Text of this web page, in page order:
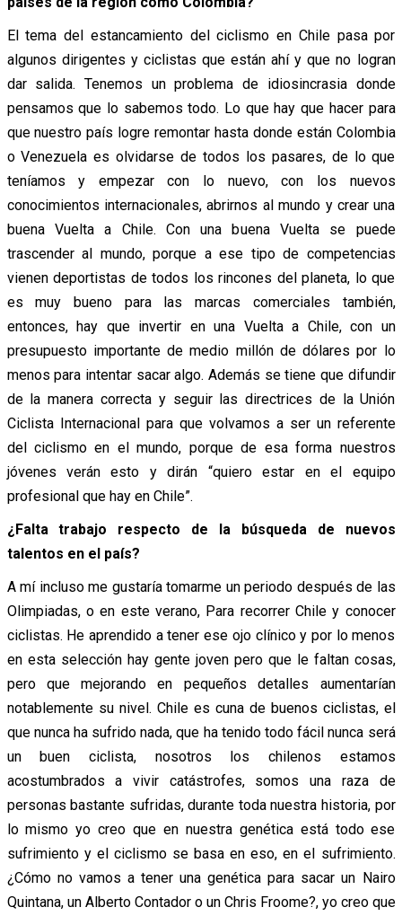
El tema del estancamiento del ciclismo en Chile pasa por
algunos dirigentes y ciclistas que están ahí y que no logran
dar salida. Tenemos un problema de idiosincrasia donde
pensamos que lo sabemos todo. Lo que hay que hacer para
que nuestro país logre remontar hasta donde están Colombia
o Venezuela es olvidarse de todos los pasares, de lo que
teníamos y empezar con lo nuevo, con los nuevos
conocimientos internacionales, abrirnos al mundo y crear una
buena Vuelta a Chile. Con una buena Vuelta se puede
trascender al mundo, porque a ese tipo de competencias
vienen deportistas de todos los rincones del planeta, lo que
es muy bueno para las marcas comerciales también,
entonces, hay que invertir en una Vuelta a Chile, con un
presupuesto importante de medio millón de dólares por lo
menos para intentar sacar algo. Además se tiene que difundir
de la manera correcta y seguir las directrices de la Unión
Ciclista Internacional para que volvamos a ser un referente
del ciclismo en el mundo, porque de esa forma nuestros
jóvenes verán esto y dirán “quiero estar en el equipo
profesional que hay en Chile”.
¿Falta trabajo respecto de la búsqueda de nuevos
talentos en el país?
A mí incluso me gustaría tomarme un periodo después de las
Olimpiadas, o en este verano, Para recorrer Chile y conocer
ciclistas. He aprendido a tener ese ojo clínico y por lo menos
en esta selección hay gente joven pero que le faltan cosas,
pero que mejorando en pequeños detalles aumentarían
notablemente su nivel. Chile es cuna de buenos ciclistas, el
que nunca ha sufrido nada, que ha tenido todo fácil nunca será
un buen ciclista, nosotros los chilenos estamos
acostumbrados a vivir catástrofes, somos una raza de
personas bastante sufridas, durante toda nuestra historia, por
lo mismo yo creo que en nuestra genética está todo ese
sufrimiento y el ciclismo se basa en eso, en el sufrimiento.
¿Cómo no vamos a tener una genética para sacar un Nairo
Quintana, un Alberto Contador o un Chris Froome?, yo creo que